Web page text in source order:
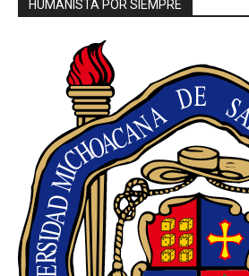
HUMANISTA POR SIEMPRE